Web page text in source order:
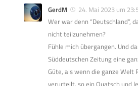
GerdM
24. Mai 2023 um
Wer war denn “Deutschland”,
nicht teilzunehmen?
Fühle mich übergangen. Und
Süddeutschen Zeitung eine
Güte, als wenn die ganze Welt
verurteilt, so ein Quatsch und